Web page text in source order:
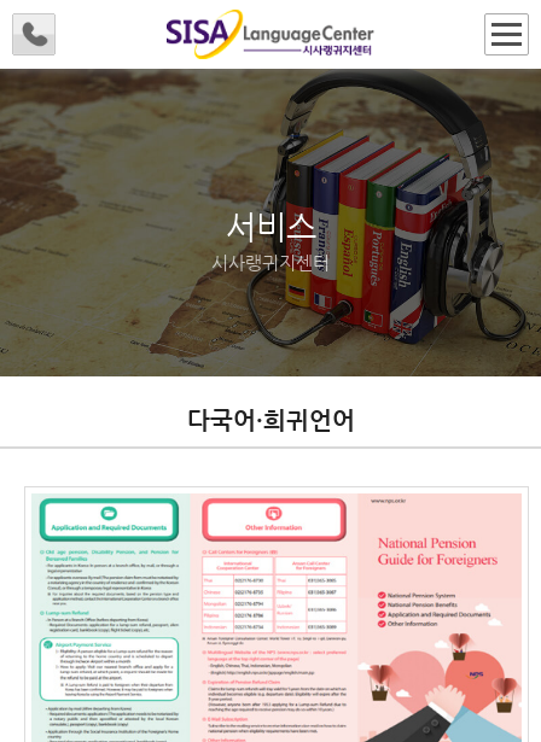
서비스
시사랭귀지센터
다국어·희귀언어